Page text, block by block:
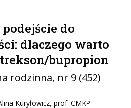
do
dlaczego warto
bupropion
rodzinna, nr 9 (452)
Kuryłowicz, prof. CMKP